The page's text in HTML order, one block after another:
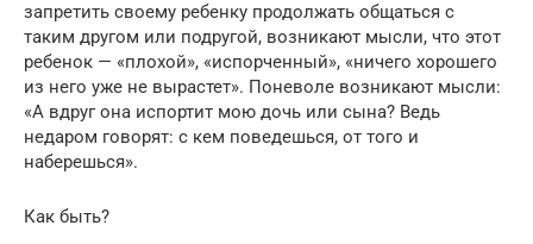
запретить своему ребенку продолжать общаться с
таким другом или подругой, возникают мысли, что этот
ребенок — «плохой», «испорченный», «ничего хорошего
из него уже не вырастет». Поневоле возникают мысли:
«А вдруг она испортит мою дочь или сына? Ведь
недаром говорят: с кем поведешься, от того и
наберешься».
Как быть?